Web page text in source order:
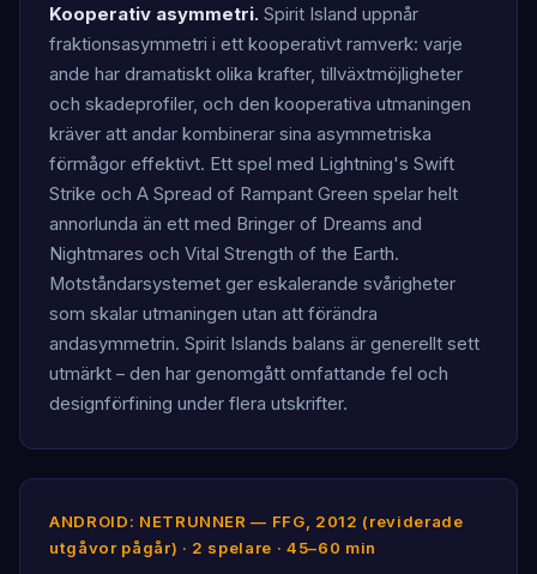
Kooperativ asymmetri. Spirit Island uppnår
fraktionsasymmetri i ett kooperativt ramverk: varje
ande har dramatiskt olika krafter, tillväxtmöjligheter
och skadeprofiler, och den kooperativa utmaningen
kräver att andar kombinerar sina asymmetriska
förmågor effektivt. Ett spel med Lightning's Swift
Strike och A Spread of Rampant Green spelar helt
annorlunda än ett med Bringer of Dreams and
Nightmares och Vital Strength of the Earth.
Motståndarsystemet ger eskalerande svårigheter
som skalar utmaningen utan att förändra
andasymmetrin. Spirit Islands balans är generellt sett
utmärkt – den har genomgått omfattande fel och
designförfining under flera utskrifter.
ANDROID: NETRUNNER — FFG, 2012 (reviderade
utgåvor pågår) · 2 spelare · 45–60 min